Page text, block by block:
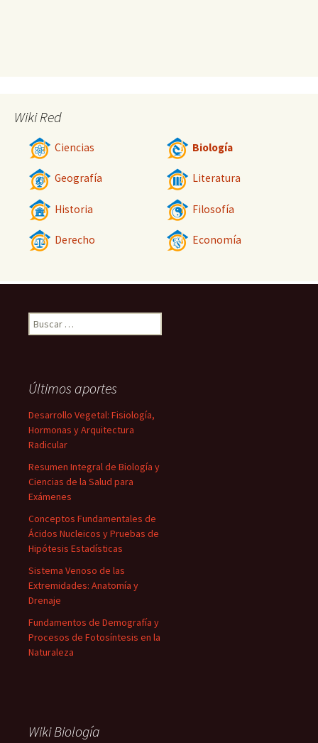
Wiki Red
Ciencias Biología
Geografía Literatura
Historia Filosofía
Derecho Economía
Buscar:
Últimos aportes
Desarrollo Vegetal: Fisiología,
Hormonas y Arquitectura
Radicular
Resumen Integral de Biología y
Ciencias de la Salud para
Exámenes
Conceptos Fundamentales de
Ácidos Nucleicos y Pruebas de
Hipótesis Estadísticas
Sistema Venoso de las
Extremidades: Anatomía y
Drenaje
Fundamentos de Demografía y
Procesos de Fotosíntesis en la
Naturaleza
Wiki Biología